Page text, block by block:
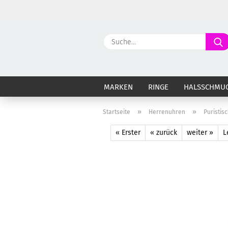
MARKEN RINGE
Startseite » Herrenuhren »
« Erster « zurück weiter »